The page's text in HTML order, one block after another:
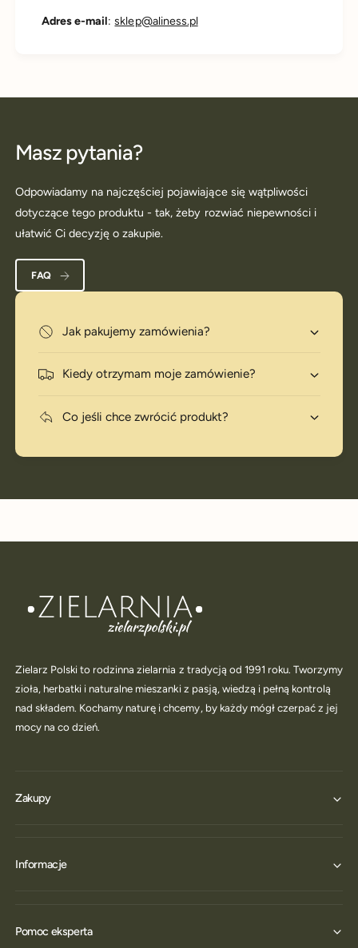
Adres e-mail:sklep@aliness.pl
Masz pytania?
Odpowiadamy na najczęściej pojawiające się wątpliwości
dotyczące tego produktu - tak, żeby rozwiać niepewności i
ułatwić Ci decyzję o zakupie.
FAQ
Jak pakujemy zamówienia?
Kiedy otrzymam moje zamówienie?
Co jeśli chce zwrócić produkt?
Zielarz Polski to rodzinna zielarnia z tradycją od 1991 roku. Tworzymy
zioła, herbatki i naturalne mieszanki z pasją, wiedzą i pełną kontrolą
nad składem. Kochamy naturę i chcemy, by każdy mógł czerpać z jej
mocy na co dzień.
Zakupy
Informacje
Pomoc eksperta